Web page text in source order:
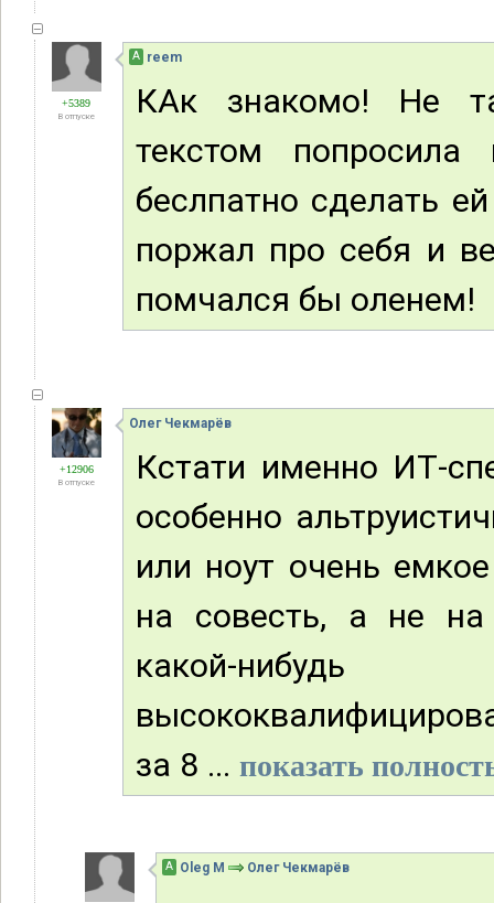
+5389
В отпуске
А reem
КАк знакомо! Не
текстом
беслпатно сделать
поржал про себя и
помчался бы оленем!
+12906
В отпуске
Олег Чекмарёв
Кстати именно ИТ-
особенно
или ноут очень
на совесть, а не
какой-
за 8 ... показать
А Oleg M Олег Чекмарёв